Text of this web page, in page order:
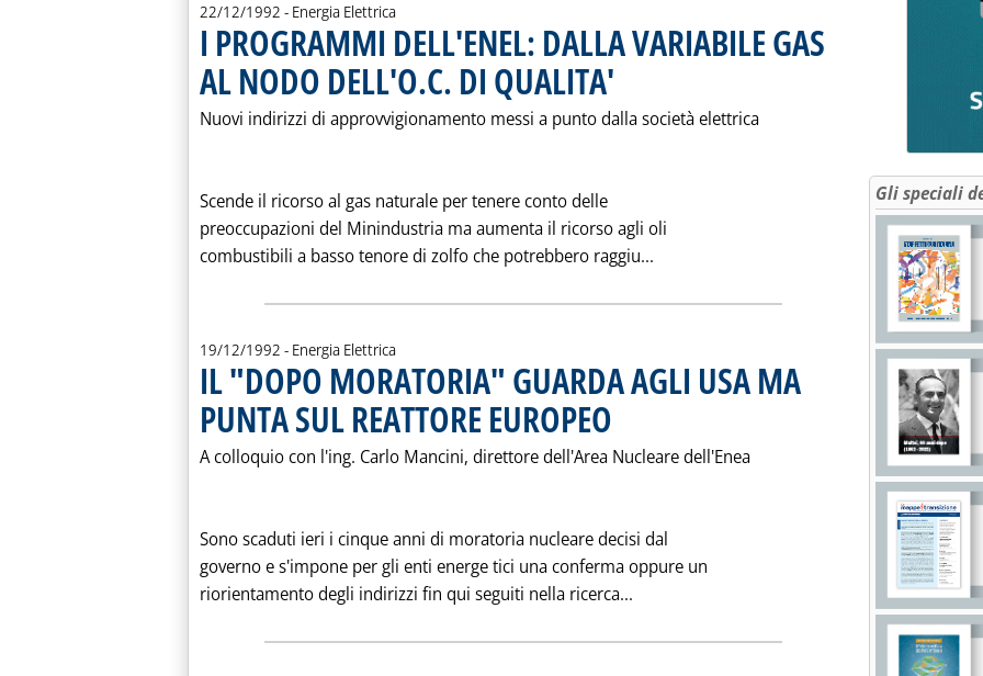
22/12/1992 - Energia Elettrica
I PROGRAMMI DELL'ENEL: DALLA VARIABILE GAS
AL NODO DELL'O.C. DI QUALITA'
Nuovi indirizzi di approvvigionamento messi a punto dalla società elettrica
Scende il ricorso al gas naturale per tenere conto delle
preoccupazioni del Minindustria ma aumenta il ricorso agli oli
combustibili a basso tenore di zolfo che potrebbero raggiu... Leggi tutta la notizia: 'I PROGRAMMI
19/12/1992 - Energia Elettrica
IL "DOPO MORATORIA" GUARDA AGLI USA MA
PUNTA SUL REATTORE EUROPEO
A colloquio con l'ing. Carlo Mancini, direttore dell'Area Nucleare dell'Enea
Sono scaduti ieri i cinque anni di moratoria nucleare decisi dal
governo e s'impone per gli enti energe tici una conferma oppure un
riorientamento degli indirizzi fin qui seguiti nella ricerca... Leggi tutta la notizia: 'IL "DOPO
Gli speciali